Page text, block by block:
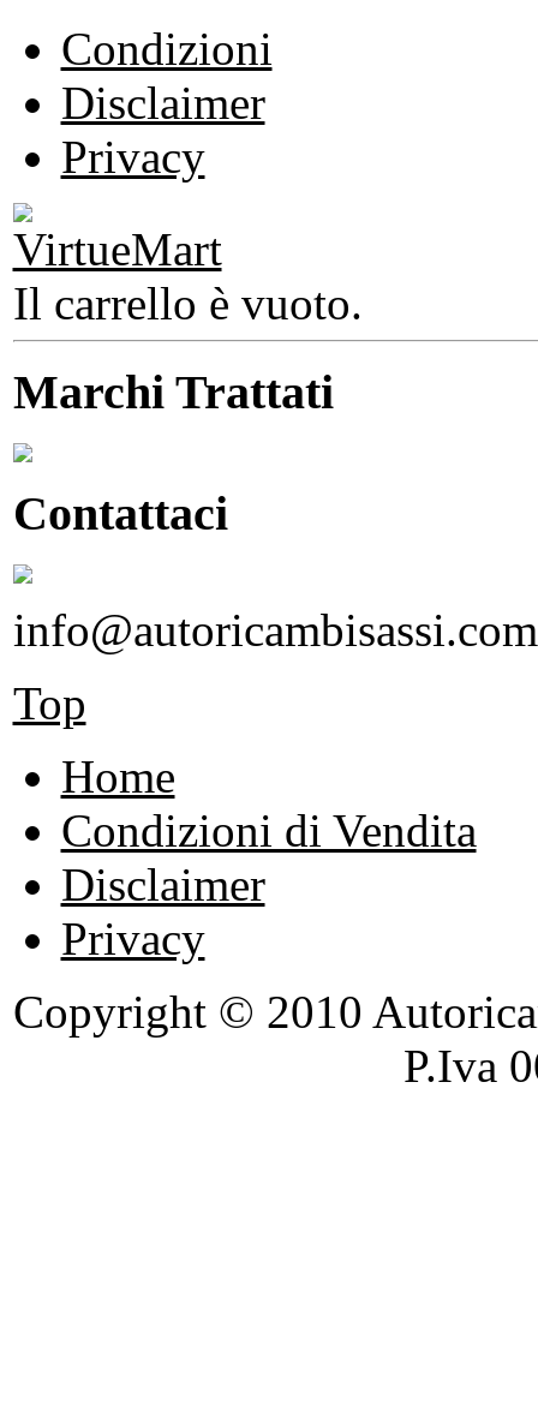
Condizioni
Disclaimer
Privacy
Il carrello è vuoto.
Marchi Trattati
Contattaci
info@autoricambisassi.com
Top
Home
Condizioni di Vendita
Disclaimer
Privacy
Copyright © 2010
P.Iva